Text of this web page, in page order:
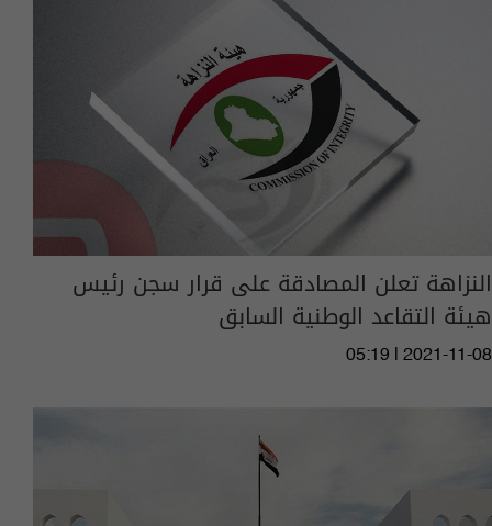
النزاهة تعلن المصادقة على قرار سجن رئيس
هيئة التقاعد الوطنية السابق
05:19 | 2021-11-08